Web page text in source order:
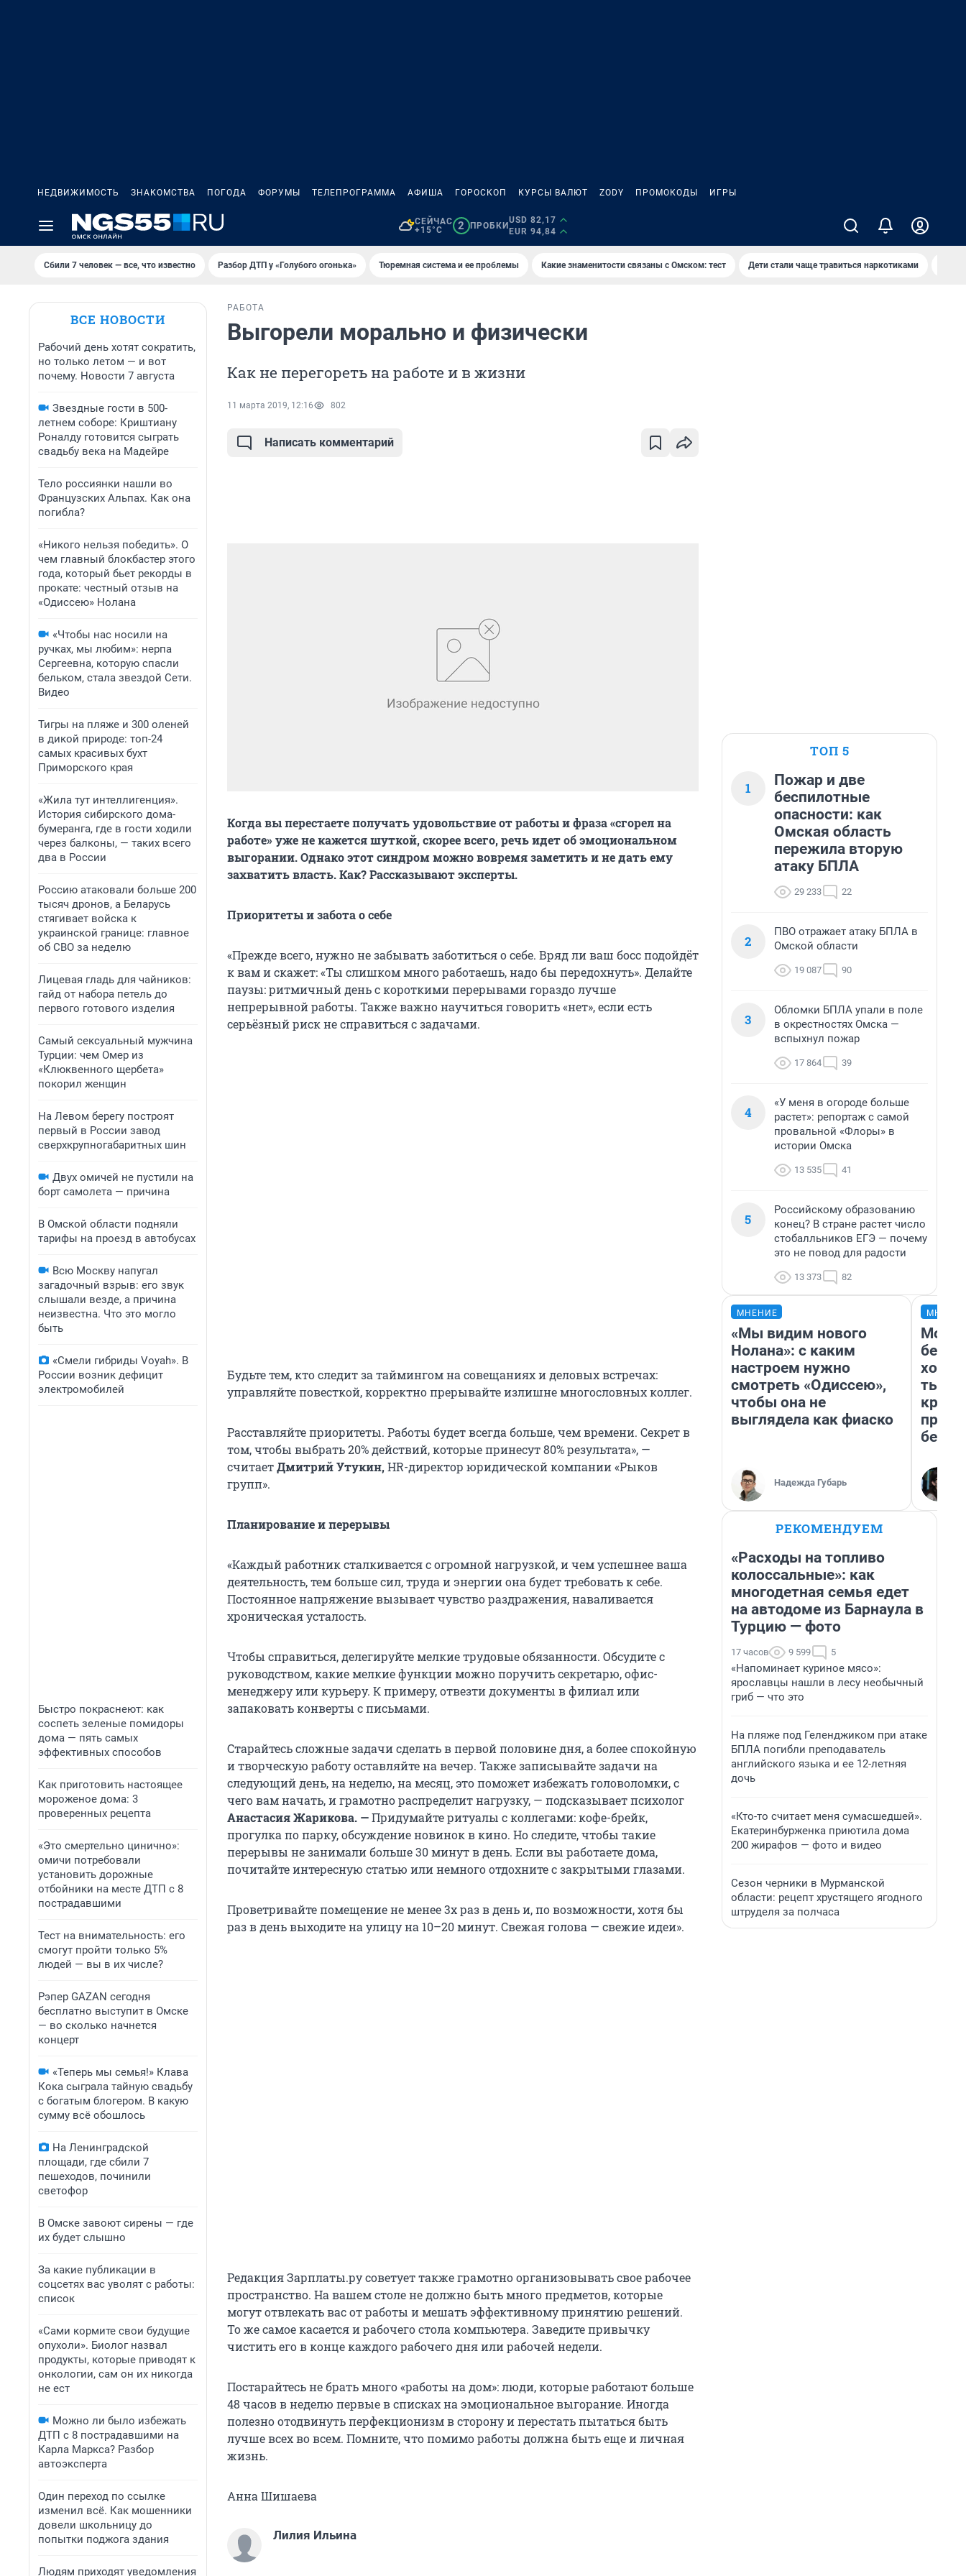
НЕДВИЖИМОСТЬ ЗНАКОМСТВА ПОГОДА ФОРУМЫ ТЕЛЕПРОГРАММА АФИША ГОРОСКОП КУРСЫ ВАЛЮТ ZODY ПРОМОКОДЫ ИГРЫ
СЕЙЧАС
+15°C
2 ПРОБКИ
USD 82,17
EUR 94,84
Сбили 7 человек — все, что известно Разбор ДТП у «Голубого огонька» Тюремная система и ее проблемы Какие знаменитости связаны с Омском: тест Дети стали чаще травиться наркотиками
ВСЕ НОВОСТИ
Рабочий день хотят сократить,
но только летом — и вот
почему. Новости 7 августа
Звездные гости в 500-
летнем соборе: Криштиану
Роналду готовится сыграть
свадьбу века на Мадейре
Тело россиянки нашли во
Французских Альпах. Как она
погибла?
«Никого нельзя победить». О
чем главный блокбастер этого
года, который бьет рекорды в
прокате: честный отзыв на
«Одиссею» Нолана
«Чтобы нас носили на
ручках, мы любим»: нерпа
Сергеевна, которую спасли
бельком, стала звездой Сети.
Видео
Тигры на пляже и 300 оленей
в дикой природе: топ-24
самых красивых бухт
Приморского края
«Жила тут интеллигенция».
История сибирского дома-
бумеранга, где в гости ходили
через балконы, — таких всего
два в России
Россию атаковали больше 200
тысяч дронов, а Беларусь
стягивает войска к
украинской границе: главное
об СВО за неделю
Лицевая гладь для чайников:
гайд от набора петель до
первого готового изделия
Самый сексуальный мужчина
Турции: чем Омер из
«Клюквенного щербета»
покорил женщин
На Левом берегу построят
первый в России завод
сверхкрупногабаритных шин
Двух омичей не пустили на
борт самолета — причина
В Омской области подняли
тарифы на проезд в автобусах
Всю Москву напугал
загадочный взрыв: его звук
слышали везде, а причина
неизвестна. Что это могло
быть
«Смели гибриды Voyah». В
России возник дефицит
электромобилей
Быстро покраснеют: как
соспеть зеленые помидоры
дома — пять самых
эффективных способов
Как приготовить настоящее
мороженое дома: 3
проверенных рецепта
«Это смертельно цинично»:
омичи потребовали
установить дорожные
отбойники на месте ДТП с 8
пострадавшими
Тест на внимательность: его
смогут пройти только 5%
людей — вы в их числе?
Рэпер GAZAN сегодня
бесплатно выступит в Омске
— во сколько начнется
концерт
«Теперь мы семья!» Клава
Кока сыграла тайную свадьбу
с богатым блогером. В какую
сумму всё обошлось
На Ленинградской
площади, где сбили 7
пешеходов, починили
светофор
В Омске завоют сирены — где
их будет слышно
За какие публикации в
соцсетях вас уволят с работы:
список
«Сами кормите свои будущие
опухоли». Биолог назвал
продукты, которые приводят к
онкологии, сам он их никогда
не ест
Можно ли было избежать
ДТП с 8 пострадавшими на
Карла Маркса? Разбор
автоэксперта
Один переход по ссылке
изменил всё. Как мошенники
довели школьницу до
попытки поджога здания
Людям приходят уведомления
РАБОТА
Выгорели морально и физически
Как не перегореть на работе и в жизни
11 марта 2019, 12:16 802
Написать комментарий
Когда вы перестаете получать удовольствие от работы и фраза «сгорел на
работе» уже не кажется шуткой, скорее всего, речь идет об эмоциональном
выгорании. Однако этот синдром можно вовремя заметить и не дать ему
захватить власть. Как? Рассказывают эксперты.
Приоритеты и забота о себе
«Прежде всего, нужно не забывать заботиться о себе. Вряд ли ваш босс подойдёт
к вам и скажет: «Ты слишком много работаешь, надо бы передохнуть». Делайте
паузы: ритмичный день с короткими перерывами гораздо лучше
непрерывной работы. Также важно научиться говорить «нет», если есть
серьёзный риск не справиться с задачами.
Будьте тем, кто следит за таймингом на совещаниях и деловых встречах:
управляйте повесткой, корректно прерывайте излишне многословных коллег.
Расставляйте приоритеты. Работы будет всегда больше, чем времени. Секрет в
том, чтобы выбрать 20% действий, которые принесут 80% результата», —
считаетДмитрий Утукин,HR-директор юридической компании «Рыков
групп».
Планирование и перерывы
«Каждый работник сталкивается с огромной нагрузкой, и чем успешнее ваша
деятельность, тем больше сил, труда и энергии она будет требовать к себе.
Постоянное напряжение вызывает чувство раздражения, наваливается
хроническая усталость.
Чтобы справиться, делегируйте мелкие трудовые обязанности. Обсудите с
руководством, какие мелкие функции можно поручить секретарю, офис-
менеджеру или курьеру. К примеру, отвезти документы в филиал или
запаковать конверты с письмами.
Старайтесь сложные задачи сделать в первой половине дня, а более спокойную
и творческую работу оставляйте на вечер. Также записывайте задачи на
следующий день, на неделю, на месяц, это поможет избежать головоломки, с
чего вам начать, и грамотно распределит нагрузку, — подсказывает психолог
Анастасия Жарикова. —Придумайте ритуалы с коллегами: кофе-брейк,
прогулка по парку, обсуждение новинок в кино. Но следите, чтобы такие
перерывы не занимали больше 30 минут в день. Если вы работаете дома,
почитайте интересную статью или немного отдохните с закрытыми глазами.
Проветривайте помещение не менее 3х раз в день и, по возможности, хотя бы
раз в день выходите на улицу на 10–20 минут. Свежая голова — свежие идеи».
Редакция Зарплаты.ру советует также грамотно организовывать свое рабочее
пространство. На вашем столе не должно быть много предметов, которые
могут отвлекать вас от работы и мешать эффективному принятию решений.
То же самое касается и рабочего стола компьютера. Заведите привычку
чистить его в конце каждого рабочего дня или рабочей недели.
Постарайтесь не брать много «работы на дом»: люди, которые работают больше
48 часов в неделю первые в списках на эмоциональное выгорание. Иногда
полезно отодвинуть перфекционизм в сторону и перестать пытаться быть
лучше всех во всем. Помните, что помимо работы должна быть еще и личная
жизнь.
Анна Шишаева
Лилия Ильина
ТОП 5
1
Пожар и две
беспилотные
опасности: как
Омская область
пережила вторую
атаку БПЛА
29 233 22
2
ПВО отражает атаку БПЛА в
Омской области
19 087 90
3
Обломки БПЛА упали в поле
в окрестностях Омска —
вспыхнул пожар
17 864 39
4
«У меня в огороде больше
растет»: репортаж с самой
провальной «Флоры» в
истории Омска
13 535 41
5
Российскому образованию
конец? В стране растет число
стобалльников ЕГЭ — почему
это не повод для радости
13 373 82
МНЕНИЕ
«Мы видим нового
Нолана»: с каким
настроем нужно
смотреть «Одиссею»,
чтобы она не
выглядела как фиаско
Надежда Губарь
Мой
РЕКОМЕНДУЕМ
«Расходы на топливо
колоссальные»: как
многодетная семья едет
на автодоме из Барнаула в
Турцию — фото
17 часов 9 599 5
«Напоминает куриное мясо»:
ярославцы нашли в лесу необычный
гриб — что это
На пляже под Геленджиком при атаке
БПЛА погибли преподаватель
английского языка и ее 12-летняя
дочь
«Кто-то считает меня сумасшедшей».
Екатеринбурженка приютила дома
200 жирафов — фото и видео
Сезон черники в Мурманской
области: рецепт хрустящего ягодного
штруделя за полчаса